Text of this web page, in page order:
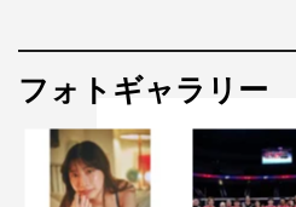
フォトギャラリー